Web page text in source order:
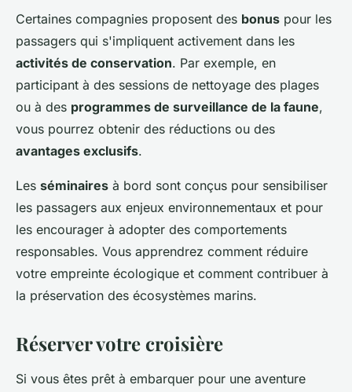
Certaines compagnies proposent des bonus pour les
passagers qui s'impliquent activement dans les
activités de conservation. Par exemple, en
participant à des sessions de nettoyage des plages
ou à des programmes de surveillance de la faune,
vous pourrez obtenir des réductions ou des
avantages exclusifs.
Les séminaires à bord sont conçus pour sensibiliser
les passagers aux enjeux environnementaux et pour
les encourager à adopter des comportements
responsables. Vous apprendrez comment réduire
votre empreinte écologique et comment contribuer à
la préservation des écosystèmes marins.
Réserver votre croisière
Si vous êtes prêt à embarquer pour une aventure